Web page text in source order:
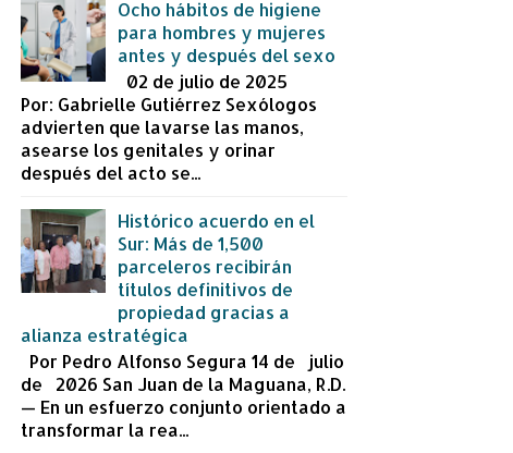
Ocho hábitos de higiene
para hombres y mujeres
antes y después del sexo
02 de julio de 2025
Por: Gabrielle Gutiérrez Sexólogos
advierten que lavarse las manos,
asearse los genitales y orinar
después del acto se...
Histórico acuerdo en el
Sur: Más de 1,500
parceleros recibirán
títulos definitivos de
propiedad gracias a
alianza estratégica
Por Pedro Alfonso Segura 14 de julio
de 2026 San Juan de la Maguana, R.D.
— En un esfuerzo conjunto orientado a
transformar la rea...